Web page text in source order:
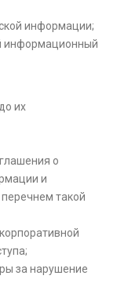
информации;
информационный
их
о
и
такой
за нарушение